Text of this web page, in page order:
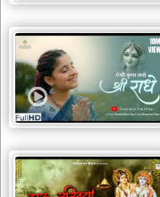
भजन
bhajan
of
the
day
भजन
जोड़ें
add